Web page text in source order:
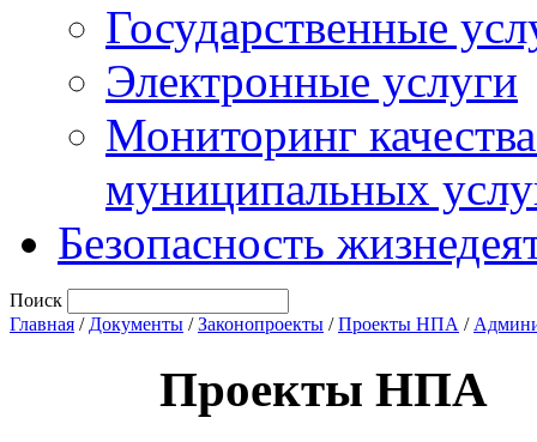
Государственные
Электронные услуги
Мониторинг
муниципальных
Безопасность
Поиск
Главная / Документы /Законопроекты /Проекты НПА /
Проекты НПА